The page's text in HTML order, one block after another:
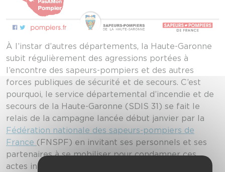
À l’instar d’autres départements, la Haute-Garonne
subit régulièrement des agressions portées à
l’encontre des sapeurs-pompiers et des autres
forces publiques de sécurité et de secours. C’est
pourquoi, le service départemental d’incendie et de
secours de la Haute-Garonne (SDIS 31) se fait le
relais de la campagne lancée début janvier par la
Fédération nationale des sapeurs-pompiers de
France (FNSPF) en invitant ses personnels et ses
partenaires à se mobiliser pour condamner ces
actes inadmissibles. Nous convions également